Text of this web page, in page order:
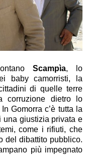
Scampìa, lo
baby camorristi, la
di quelle terre
corruzione dietro lo
Gomorra c’è tutta la
una giustizia privata e
come i rifiuti, che
del dibattito pubblico.
più impegnato